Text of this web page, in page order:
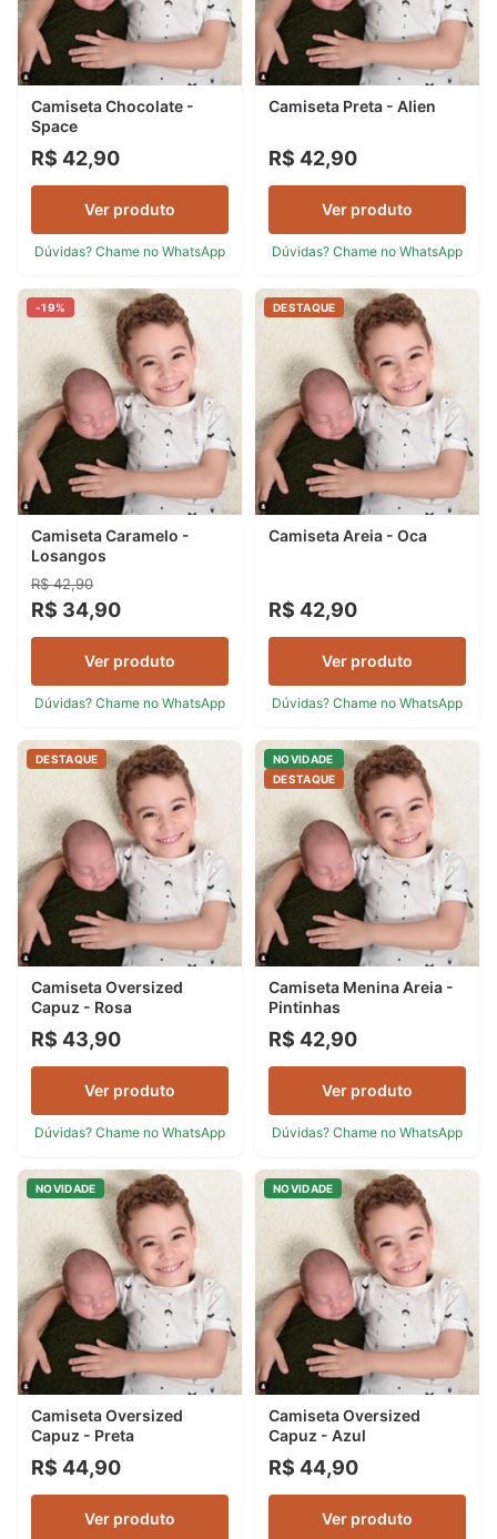
Camiseta Chocolate -
Space
R$ 42,90
Ver produto
Dúvidas? Chame no WhatsApp
Camiseta Preta - Alien
R$ 42,90
Ver produto
Dúvidas? Chame no WhatsApp
-19%
Camiseta Caramelo -
Losangos
R$ 42,90
R$ 34,90
Ver produto
Dúvidas? Chame no WhatsApp
DESTAQUE
Camiseta Areia - Oca
R$ 42,90
Ver produto
Dúvidas? Chame no WhatsApp
DESTAQUE
Camiseta Oversized
Capuz - Rosa
R$ 43,90
Ver produto
Dúvidas? Chame no WhatsApp
NOVIDADE
DESTAQUE
Camiseta Menina Areia -
Pintinhas
R$ 42,90
Ver produto
Dúvidas? Chame no WhatsApp
NOVIDADE
Camiseta Oversized
Capuz - Preta
R$ 44,90
Ver produto
NOVIDADE
Camiseta Oversized
Capuz - Azul
R$ 44,90
Ver produto